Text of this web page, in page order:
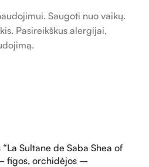
Saugoti nuo vaikų.
Pasireikškus alergijai,
Sultane de Saba Shea of
figos, orchidėjos –